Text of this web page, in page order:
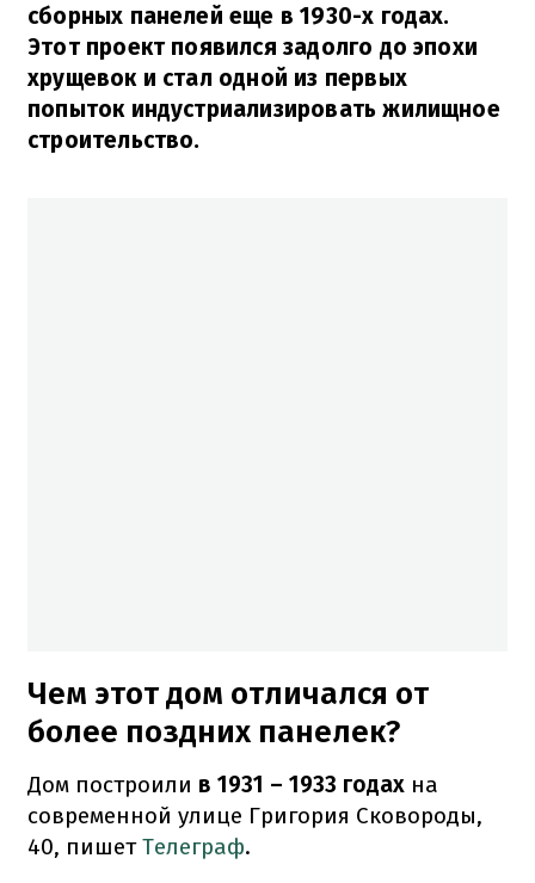
сборных панелей еще в 1930-х годах.
Этот проект появился задолго до эпохи
хрущевок и стал одной из первых
попыток индустриализировать жилищное
строительство.
Чем этот дом отличался от
более поздних панелек?
Дом построили в 1931 – 1933 годах на
современной улице Григория Сковороды,
40, пишетТелеграф.